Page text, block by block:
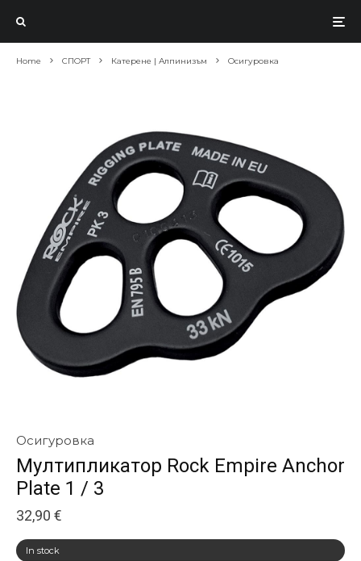
Home СПОРТ Катерене | Алпинизъм Осигуровка
Осигуровка
Мултипликатор Rock Empire Anchor
Plate 1 / 3
32,90 €
In stock